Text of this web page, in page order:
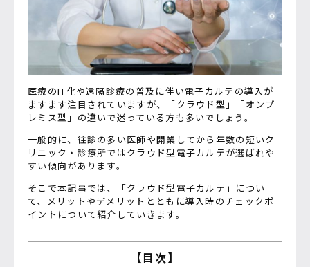
医療のIT化や遠隔診療の普及に伴い電子カルテの導入が
ますます注目されていますが、「クラウド型」「オンプ
レミス型」の違いで迷っている方も多いでしょう。
一般的に、往診の多い医師や開業してから年数の短いク
リニック・診療所ではクラウド型電子カルテが選ばれや
すい傾向があります。
そこで本記事では、「クラウド型電子カルテ」につい
て、メリットやデメリットとともに導入時のチェックポ
イントについて紹介していきます。
【目次】